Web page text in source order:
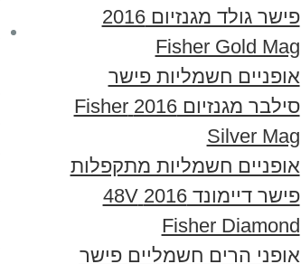
פישר גולד מגנזיום 2016
Fisher Gold Mag
אופניים חשמליות פישר
סילבר מגנזיום 2016 Fisher
Silver Mag
אופניים חשמליות מתקפלות
פישר דיימונד 2016 48V
Fisher Diamond
אופני הרים חשמליים פישר